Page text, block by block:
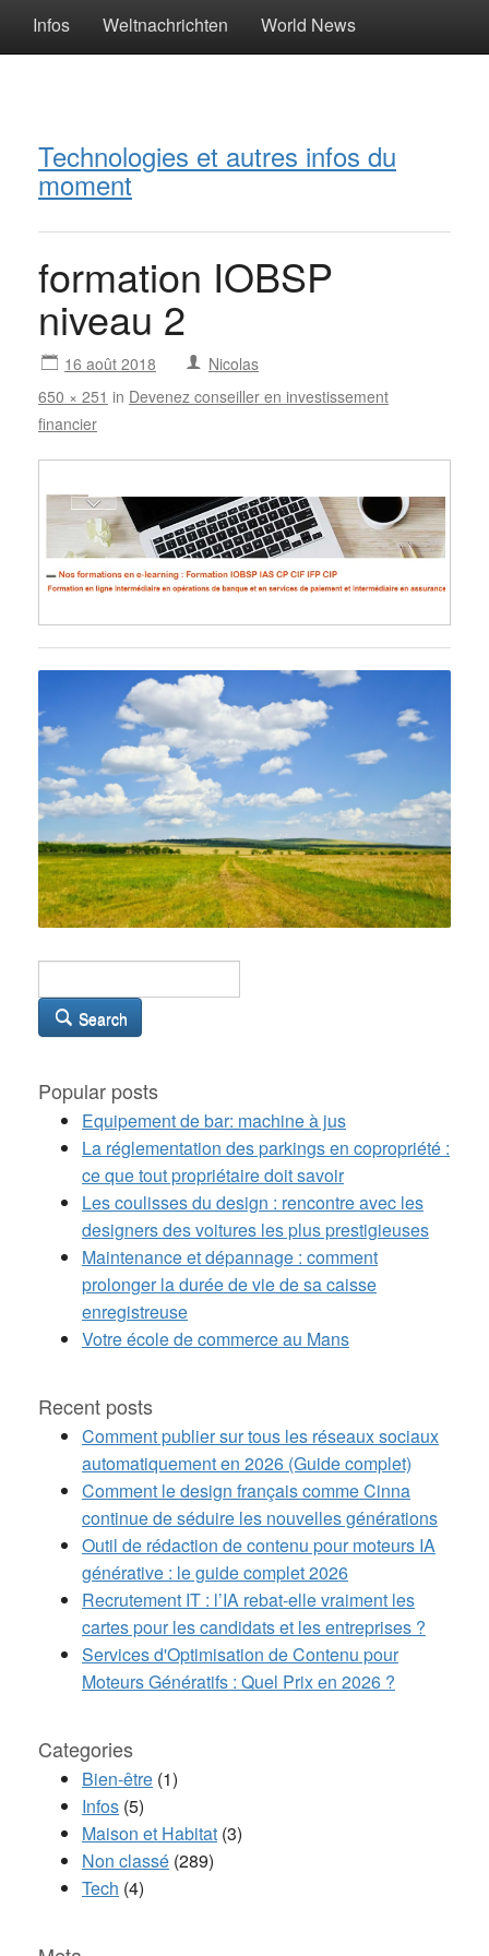
Infos Weltnachrichten World News
Technologies et autres infos du
moment
formation IOBSP
niveau 2
16 août 2018
Nicolas
650 × 251 in Devenez conseiller en investissement
financier
Search
Popular posts
Equipement de bar: machine à jus
La réglementation des parkings en copropriété :
ce que tout propriétaire doit savoir
Les coulisses du design : rencontre avec les
designers des voitures les plus prestigieuses
Maintenance et dépannage : comment
prolonger la durée de vie de sa caisse
enregistreuse
Votre école de commerce au Mans
Recent posts
Comment publier sur tous les réseaux sociaux
automatiquement en 2026 (Guide complet)
Comment le design français comme Cinna
continue de séduire les nouvelles générations
Outil de rédaction de contenu pour moteurs IA
générative : le guide complet 2026
Recrutement IT : l’IA rebat-elle vraiment les
cartes pour les candidats et les entreprises ?
Services d'Optimisation de Contenu pour
Moteurs Génératifs : Quel Prix en 2026 ?
Categories
Bien-être (1)
Infos (5)
Maison et Habitat (3)
Non classé (289)
Tech (4)